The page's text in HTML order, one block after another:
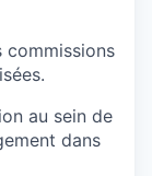
au sein de
dans